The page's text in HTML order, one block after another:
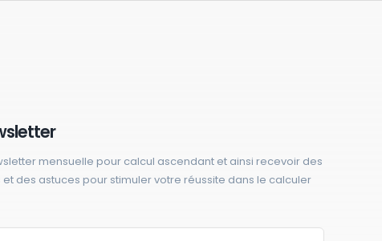
mensuelle pour calcul ascendant et ainsi recevoir des
des astuces pour stimuler votre réussite dans le calculer